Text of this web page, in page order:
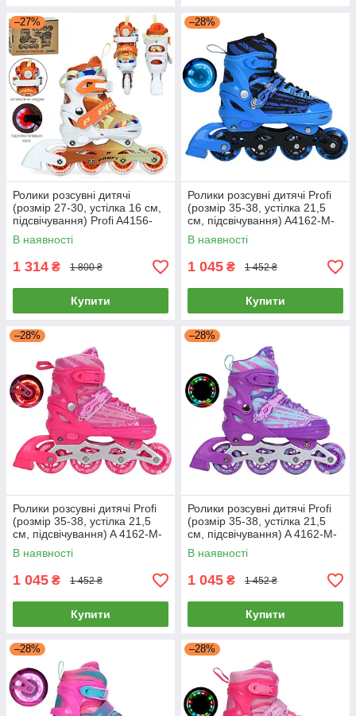
–27%
Ролики розсувні дитячі
(розмір 27-30, устілка 16 см,
підсвічування) Profi A4156-
XS-OR Помаранчеві
В наявності
1 314 ₴ 1 800 ₴
Купити
–28%
Ролики розсувні дитячі Profi
(розмір 35-38, устілка 21,5
см, підсвічування) A4162-M-
BL Блакитні
В наявності
1 045 ₴ 1 452 ₴
Купити
–28%
Ролики розсувні дитячі Profi
(розмір 35-38, устілка 21,5
см, підсвічування) A 4162-M-
P Рожеві
В наявності
1 045 ₴ 1 452 ₴
Купити
–28%
Ролики розсувні дитячі Profi
(розмір 35-38, устілка 21,5
см, підсвічування) A 4162-M-
V Фіолетові
В наявності
1 045 ₴ 1 452 ₴
Купити
–28% –28%